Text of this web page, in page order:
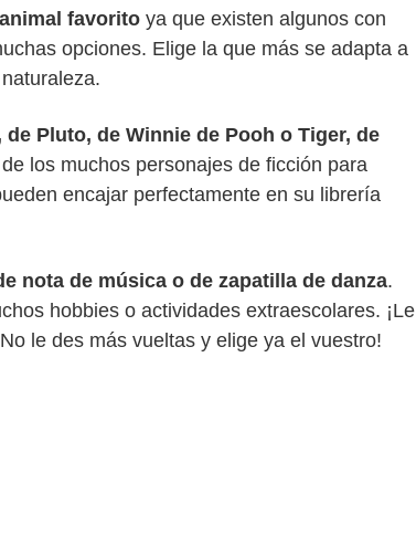
favorito ya que existen algunos con
opciones. Elige la que más se adapta a
Pluto, de Winnie de Pooh o Tiger, de
de los muchos personajes de ficción para
encajar perfectamente en su librería
nota de música o de zapatilla de danza.
hobbies o actividades extraescolares. ¡Le
le des más vueltas y elige ya el vuestro!